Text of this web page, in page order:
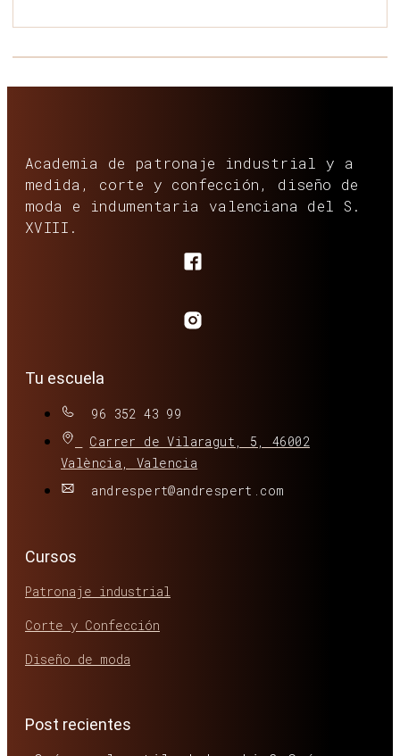
Academia de patronaje industrial y a
medida, corte y confección, diseño de
moda e indumentaria valenciana del S.
XVIII.
Tu escuela
96 352 43 99
Carrer de Vilaragut, 5, 46002
València, Valencia
andrespert@andrespert.com
Cursos
Patronaje industrial
Corte y Confección
Diseño de moda
Post recientes